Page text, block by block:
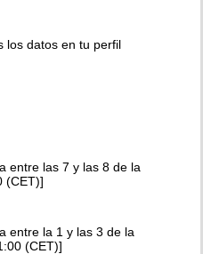
los datos en tu perfil
entre las 7 y las 8 de la
(CET)]
entre la 1 y las 3 de la
(CET)]